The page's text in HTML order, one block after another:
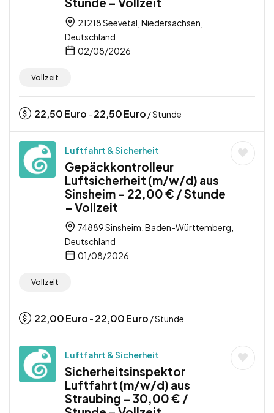
21218 Seevetal, Niedersachsen,
Deutschland
02/08/2026
Vollzeit
22,50Euro - 22,50Euro / Stunde
Luftfahrt & Sicherheit
Gepäckkontrolleur
Luftsicherheit (m/w/d) aus
Sinsheim – 22,00 € / Stunde
– Vollzeit
74889 Sinsheim, Baden-Württemberg,
Deutschland
01/08/2026
Vollzeit
22,00Euro - 22,00Euro / Stunde
Luftfahrt & Sicherheit
Sicherheitsinspektor
Luftfahrt (m/w/d) aus
Straubing – 30,00 € /